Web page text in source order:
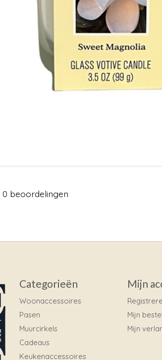
0 beoordelingen
Categorieën
Woonaccessoires
Pasen
Muurcirkels
Cadeaus
Keukenaccessoires
Mijn
Mijn
Mijn